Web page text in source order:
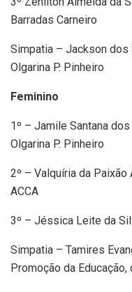
Barradas Carneiro
Simpatia – Jackson dos
Olgarina P. Pinheiro
Feminino
1º – Jamile Santana
Olgarina P. Pinheiro
2º – Valquíria da
ACCA
3º – Jéssica Leite da
Simpatia – Tamires
Promoção da Educação,